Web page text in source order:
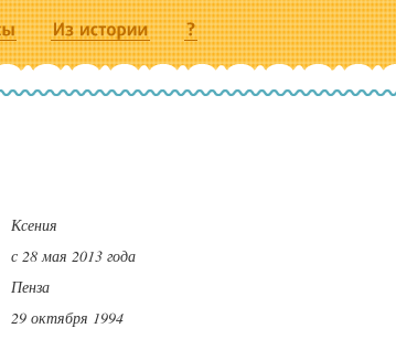
Ксения
с 28 мая 2013 года
Пенза
29 октября 1994